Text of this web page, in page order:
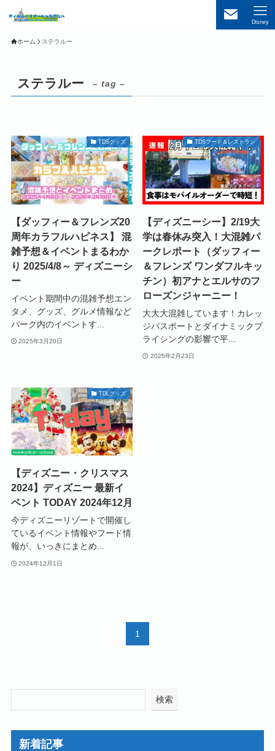
Disney
ホーム ステラルー
ステラルー – tag –
TDSグッズ
【ダッフィー＆フレンズ20
周年カラフルハピネス】 混
雑予想＆イベントまるわか
り 2025/4/8～ ディズニーシ
ー
イベント期間中の混雑予想エン
タメ、グッズ、グルメ情報など
パーク内のイベントす...
2025年3月20日
TDSフード＆レストラン
【ディズニーシー】2/19大
学は春休み突入！大混雑パ
ークレポート（ダッフィー
＆フレンズ ワンダフルキッ
チン）初アナとエルサのフ
ローズンジャーニー！
大大大混雑しています！カレッ
ジパスポートとダイナミックプ
ライシングの影響で平...
2025年2月23日
TDLグッズ
【ディズニー・クリスマス
2024】ディズニー 最新イ
ベント TODAY 2024年12月
今ディズニーリゾートで開催し
ているイベント情報やフード情
報が、いっきにまとめ...
2024年12月1日
1
検索
新着記事